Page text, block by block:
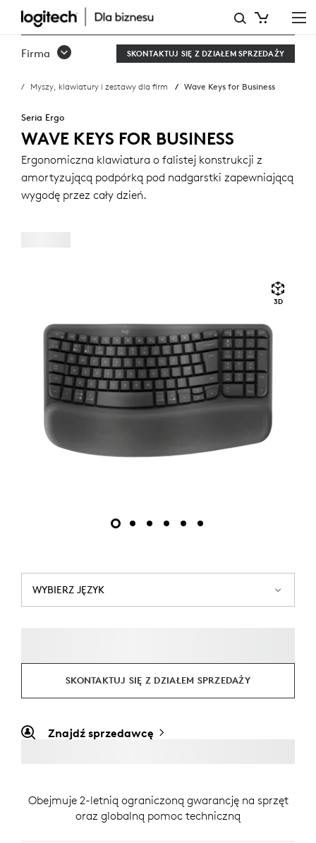
WAVE
KEYS
BUSINESS
Firma SKONTAKTUJ SIĘ Z DZIAŁEM SPRZEDAŻY
Myszy, klawiatury i zestawy dla firm Wave Keys for Business
Seria Ergo
WAVE KEYS FOR BUSINESS
Ergonomiczna klawiatura o falistej konstrukcji z
amortyzującą podpórką pod nadgarstki zapewniającą
wygodę przez cały dzień.
3D
WYBIERZ JĘZYK
SKONTAKTUJ SIĘ Z DZIAŁEM SPRZEDAŻY
Znajdź sprzedawcę
Obejmuje 2-letnią ograniczoną gwarancję na sprzęt
oraz globalną pomoc techniczną